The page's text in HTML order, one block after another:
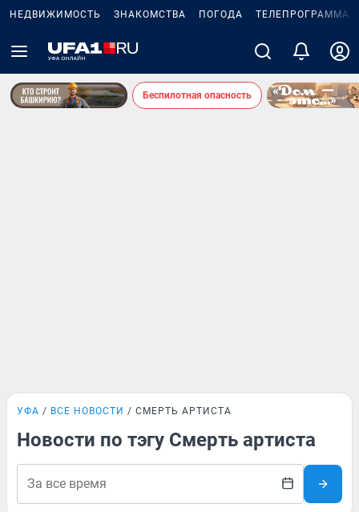
НЕДВИЖИМОСТЬ ЗНАКОМСТВА ПОГОДА ТЕЛЕПРОГРАММА
Беспилотная опасность
УФА ВСЕ НОВОСТИ СМЕРТЬ АРТИСТА
Новости по тэгу Смерть артиста